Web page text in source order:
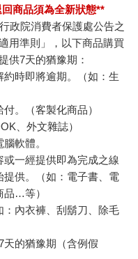
商品須為全新狀態**
政院消費者保護處公告之
用準則」，以下商品購買
供7天的猶豫期：
時即將逾期。（如：生
。（客製化商品）
、外文雜誌）
軟體。
一經提供即為完成之線
提供。（如：電子書、電
品…等）
內衣褲、刮鬍刀、除毛
天的猶豫期（含例假